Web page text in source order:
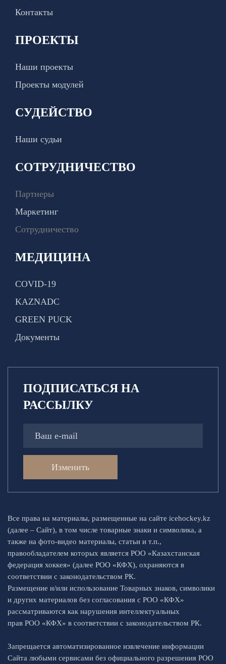
Контакты
ПРОЕКТЫ
Наши проекты
Проекты модулей
СУДЕЙСТВО
Наши судьи
СОТРУДНИЧЕСТВО
Партнеры
Маркетинг
Сотрудничество
МЕДИЦИНА
COVID-19
KAZNADC
GREEN PUCK
Документы
ПОДПИСАТЬСЯ НА
РАССЫЛКУ
Изменить
Все права на материалы, размещенные на сайте icehockey.kz
(далее – Сайт), в том числе товарные знаки и символика, а
также на фото-видео материалы, статьи и т.п.,
правообладателем которых является РОО «Казахстанская
федерация хоккея» (далее РОО «КФХ), охраняются в
соответствии с законодательством РК.
Размещение и/или использование Товарных знаков, символики
и других материалов без согласования с РОО «КФХ»
рассматриваются как нарушения интеллектуальных
прав РОО «КФХ» в соответствии с законодательством РК.
Запрещается автоматизированное извлечение информации
Сайта любыми сервисами без официального разрешения РОО